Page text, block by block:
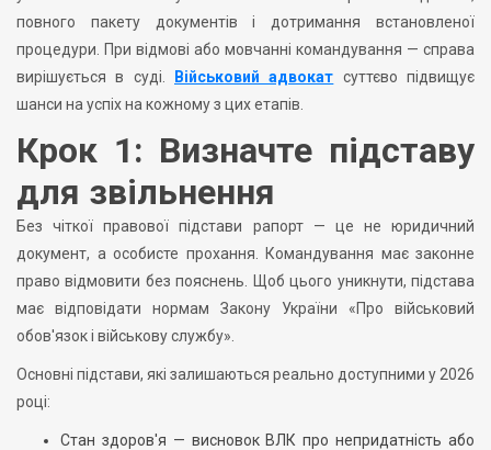
повного пакету документів і дотримання встановленої
процедури. При відмові або мовчанні командування — справа
вирішується в суді.
Військовий адвокат суттєво підвищує
шанси на успіх на кожному з цих етапів.
Крок 1: Визначте підставу
для звільнення
Без чіткої правової підстави рапорт — це не юридичний
документ, а особисте прохання. Командування має законне
право відмовити без пояснень. Щоб цього уникнути, підстава
має відповідати нормам Закону України «Про військовий
обов'язок і військову службу».
Основні підстави, які залишаються реально доступними у 2026
році:
Стан здоров'я — висновок ВЛК про непридатність або